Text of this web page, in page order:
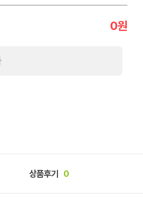
0원
상품후기 0